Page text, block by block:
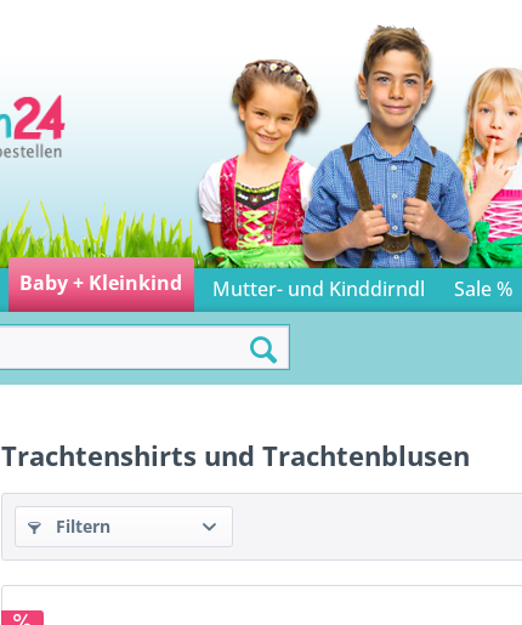
Baby + Kleinkind Mutter- und Kinddirndl Sale %
Trachtenshirts und Trachtenblusen
Filtern